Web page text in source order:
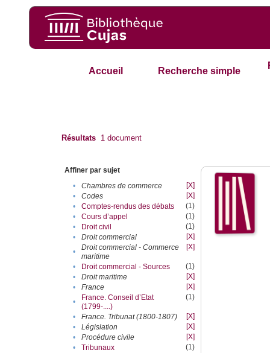
Accueil Recherche simple
Résultats 1 document
Affiner par sujet
•
Chambres de commerce
[X]
•
Codes
[X]
•
Comptes-rendus des débats
(1)
•
Cours d’appel
(1)
•
Droit civil
(1)
•
Droit commercial
[X]
•
Droit commercial - Commerce
maritime
[X]
• Droit commercial - Sources
(1)
•
Droit maritime
[X]
•
France
[X]
•
France. Conseil d’Etat
(1799-....)
(1)
• France. Tribunat (1800-1807)
[X]
•
Législation
[X]
•
Procédure civile
[X]
•
Tribunaux
(1)